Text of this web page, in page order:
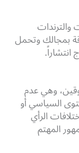
بمجالك وتحمل
وهي عدم
السياسي أو
الرأي
المهتم